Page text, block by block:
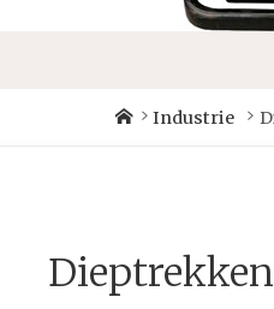
Home
Industrie